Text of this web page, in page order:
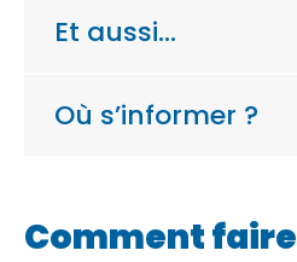
Et aussi…
Où s’informer ?
Comment